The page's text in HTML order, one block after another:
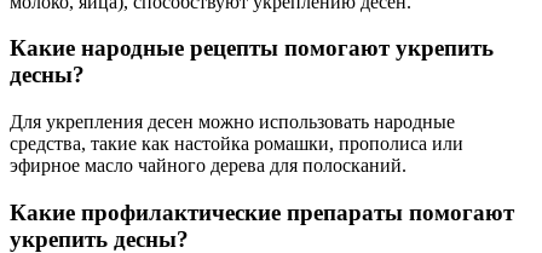
Какие народные рецепты помогают укрепить
десны?
Для укрепления десен можно использовать народные
средства, такие как настойка ромашки, прополиса или
эфирное масло чайного дерева для полосканий.
Какие профилактические препараты помогают
укрепить десны?